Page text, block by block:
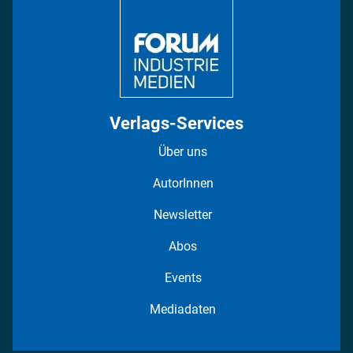
Verlags-Services
Über uns
AutorInnen
Newsletter
Abos
Events
Mediadaten